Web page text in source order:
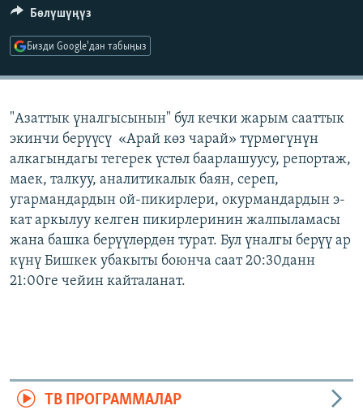
ЭЖЕ-СИҢДИЛЕР
АЗАТТЫК+
ЫҢГАЙСЫЗ СУРООЛОР
ОНЛАЙН ШЕРИНЕ
ЭЕ/АРнун бардык сайттары
Бөлүшүңүз
Бизди Google'дан табыңыз
"Азаттык үналгысынын" бул кечки жарым сааттык
экинчи берүүсү «Арай көз чарай» түрмөгүнүн
алкагындагы тегерек үстөл баарлашуусу, репортаж,
маек, талкуу, аналитикалык баян, сереп,
угармандардын ой-пикирлери, окурмандардын э-
кат аркылуу келген пикирлеринин жалпыламасы
жана башка берүүлөрдөн турат. Бул үналгы берүү ар
күнү Бишкек убакыты боюнча саат 20:30данн
21:00ге чейин кайталанат.
ТВ ПРОГРАММАЛАР